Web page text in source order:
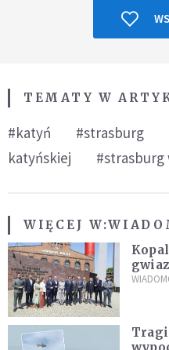
TEMATY W
#katyń #strasburg
katyńskiej
#strasburg
WIĘCEJ W: